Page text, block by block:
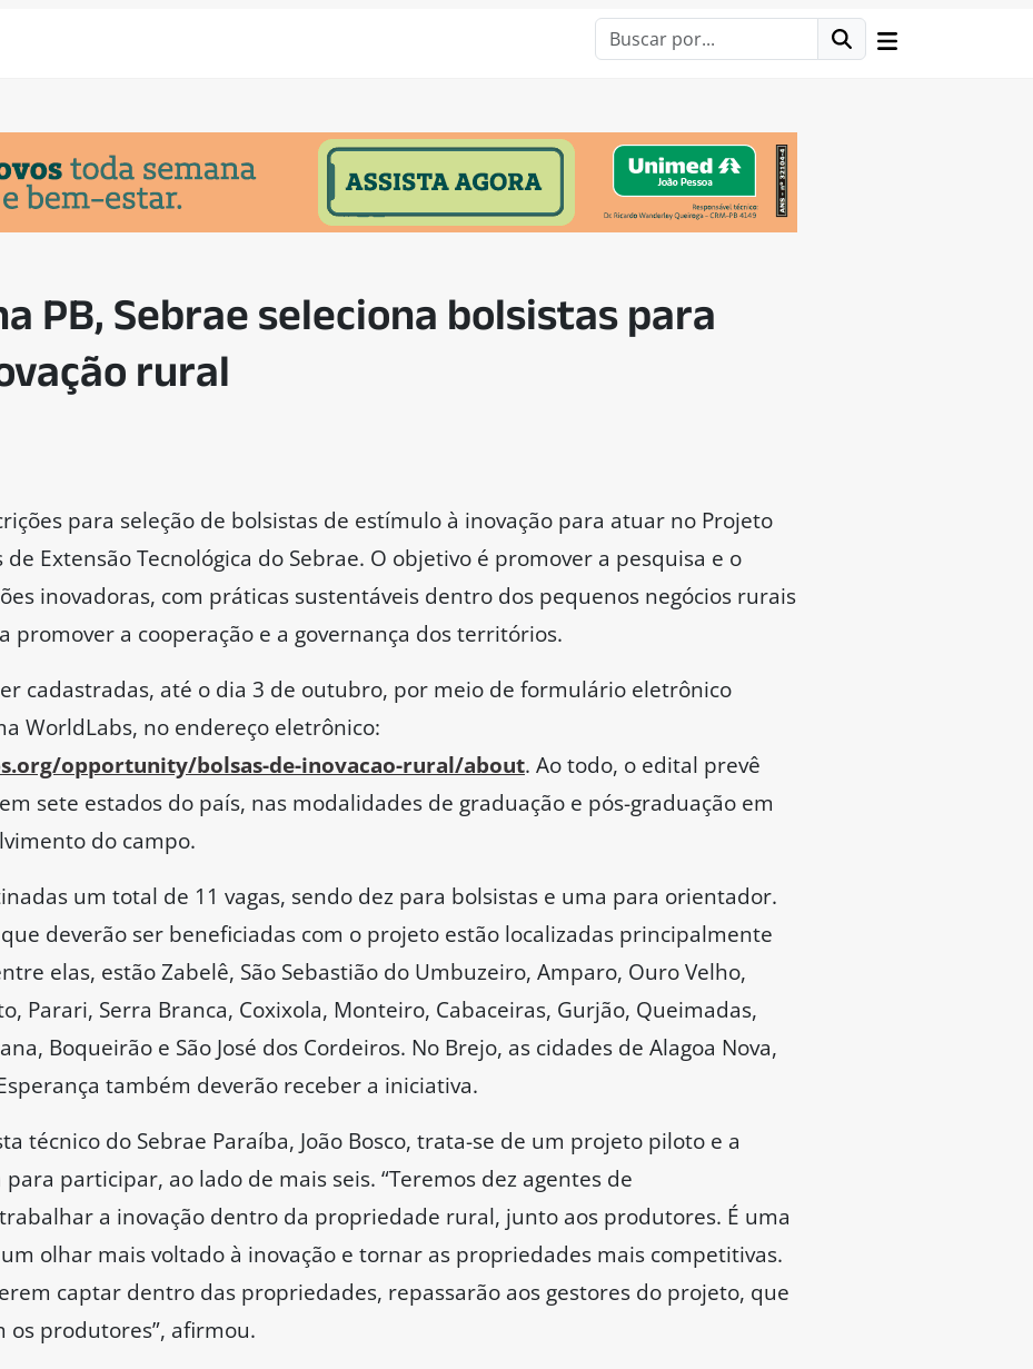
PB, Sebrae seleciona bolsistas para
rural
para seleção de bolsistas de estímulo à inovação para atuar no Projeto
de Extensão Tecnológica do Sebrae. O objetivo é promover a pesquisa e o
inovadoras, com práticas sustentáveis dentro dos pequenos negócios rurais
promover a cooperação e a governança dos territórios.
cadastradas, até o dia 3 de outubro, por meio de formulário eletrônico
WorldLabs, no endereço eletrônico:
opportunity/bolsas-de-inovacao-rural/about. Ao todo, o edital prevê
sete estados do país, nas modalidades de graduação e pós-graduação em
do campo.
um total de 11 vagas, sendo dez para bolsistas e uma para orientador.
deverão ser beneficiadas com o projeto estão localizadas principalmente
elas, estão Zabelê, São Sebastião do Umbuzeiro, Amparo, Ouro Velho,
Parari, Serra Branca, Coxixola, Monteiro, Cabaceiras, Gurjão, Queimadas,
Boqueirão e São José dos Cordeiros. No Brejo, as cidades de Alagoa Nova,
também deverão receber a iniciativa.
técnico do Sebrae Paraíba, João Bosco, trata-se de um projeto piloto e a
participar, ao lado de mais seis. “Teremos dez agentes de
a inovação dentro da propriedade rural, junto aos produtores. É uma
olhar mais voltado à inovação e tornar as propriedades mais competitivas.
captar dentro das propriedades, repassarão aos gestores do projeto, que
os produtores”, afirmou.